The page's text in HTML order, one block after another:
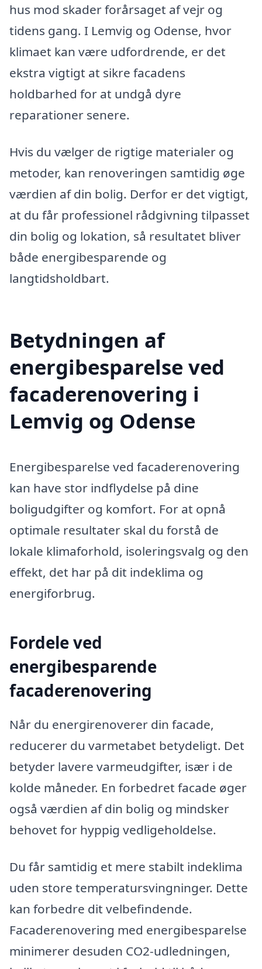
hus mod skader forårsaget af vejr og
tidens gang. I Lemvig og Odense, hvor
klimaet kan være udfordrende, er det
ekstra vigtigt at sikre facadens
holdbarhed for at undgå dyre
reparationer senere.
Hvis du vælger de rigtige materialer og
metoder, kan renoveringen samtidig øge
værdien af din bolig. Derfor er det vigtigt,
at du får professionel rådgivning tilpasset
din bolig og lokation, så resultatet bliver
både energibesparende og
langtidsholdbart.
Betydningen af
energibesparelse ved
facaderenovering i
Lemvig og Odense
Energibesparelse ved facaderenovering
kan have stor indflydelse på dine
boligudgifter og komfort. For at opnå
optimale resultater skal du forstå de
lokale klimaforhold, isoleringsvalg og den
effekt, det har på dit indeklima og
energiforbrug.
Fordele ved
energibesparende
facaderenovering
Når du energirenoverer din facade,
reducerer du varmetabet betydeligt. Det
betyder lavere varmeudgifter, især i de
kolde måneder. En forbedret facade øger
også værdien af din bolig og mindsker
behovet for hyppig vedligeholdelse.
Du får samtidig et mere stabilt indeklima
uden store temperatursvingninger. Dette
kan forbedre dit velbefindende.
Facaderenovering med energibesparelse
minimerer desuden CO2-udledningen,